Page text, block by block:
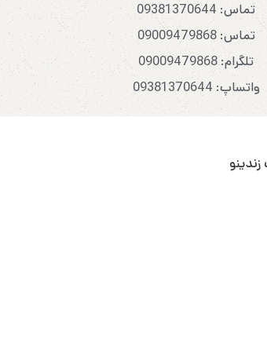
تماس: 09381370644
تماس: 09009479868
تلگرام: 09009479868
واتساپ: 09381370644